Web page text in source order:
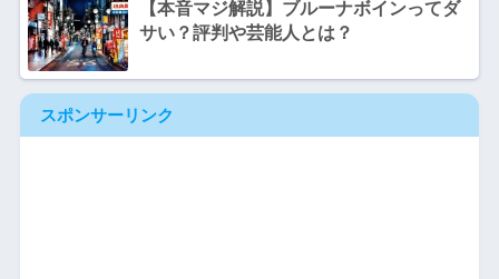
【本音マジ解説】ブルーナボインってダ
サい？評判や芸能人とは？
スポンサーリンク